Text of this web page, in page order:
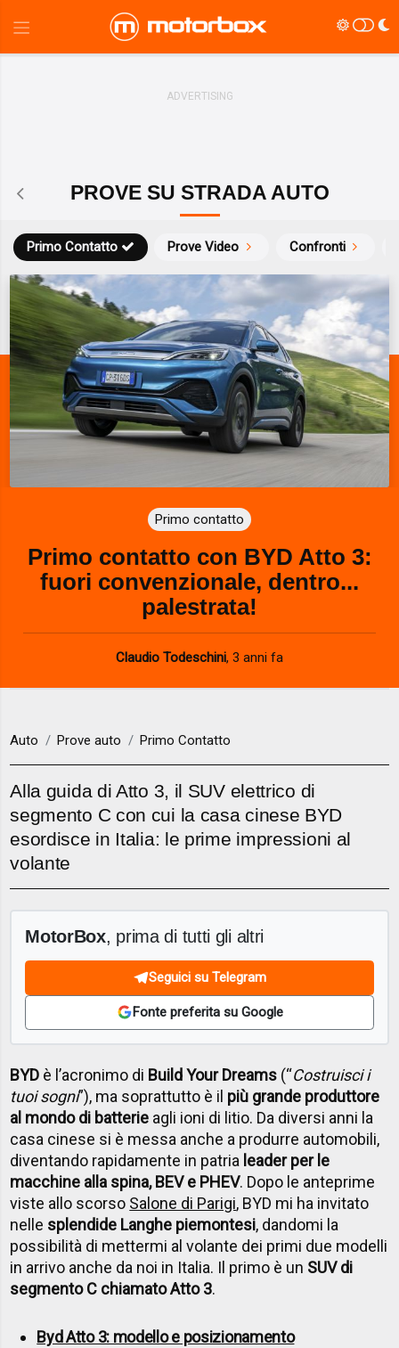
PROVE SU STRADA AUTO
Prove Video Confronti
Primo Contatto
Primo contatto
Primo contatto con BYD Atto 3:
fuori convenzionale, dentro...
palestrata!
Claudio Todeschini, 3 anni fa
Auto Prove auto Primo Contatto
Alla guida di Atto 3, il SUV elettrico di
segmento C con cui la casa cinese BYD
esordisce in Italia: le prime impressioni al
volante
MotorBox, prima di tutti gli altri
Seguici su Telegram
Fonte preferita su Google
BYD è l’acronimo di Build Your Dreams (“Costruisci i
tuoi sogni”), ma soprattutto è il più grande produttore
al mondo di batterie agli ioni di litio. Da diversi anni la
casa cinese si è messa anche a produrre automobili,
diventando rapidamente in patria leader per le
macchine alla spina, BEV e PHEV. Dopo le anteprime
viste allo scorso Salone di Parigi, BYD mi ha invitato
nelle splendide Langhe piemontesi, dandomi la
possibilità di mettermi al volante dei primi due modelli
in arrivo anche da noi in Italia. Il primo è un SUV di
segmento C chiamato Atto 3.
Byd Atto 3: modello e posizionamento